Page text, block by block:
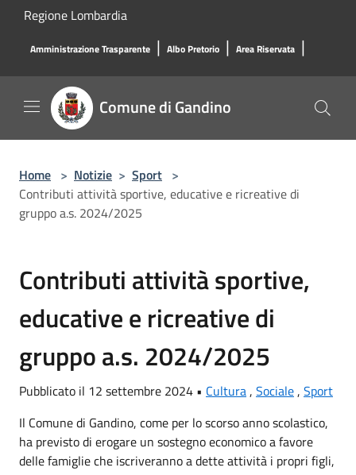
Salta al contenuto principale
Regione Lombardia
Amministrazione Trasparente | Albo Pretorio | Area Riservata |
Comune di Gandino
Home > Notizie > Sport >
Contributi attività sportive, educative e ricreative di
gruppo a.s. 2024/2025
Contributi attività sportive,
educative e ricreative di
gruppo a.s. 2024/2025
Pubblicato il 12 settembre 2024 • Cultura, Sociale, Sport
Il Comune di Gandino, come per lo scorso anno scolastico,
ha previsto di erogare un sostegno economico a favore
delle famiglie che iscriveranno a dette attività i propri figli,